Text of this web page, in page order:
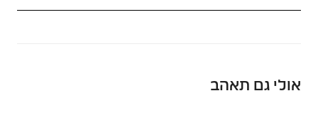
אולי גם תאהב